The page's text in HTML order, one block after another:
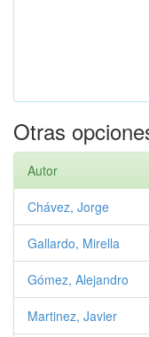
Otras
Autor
Chávez, Jorge
Gallardo, Mirella
Gómez, Alejandro
Martinez, Javier